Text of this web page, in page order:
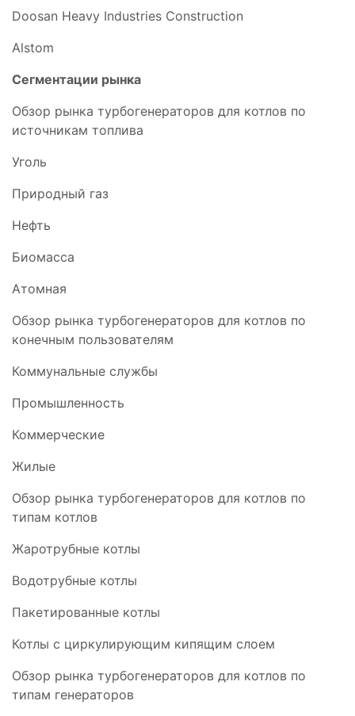
Doosan Heavy Industries Construction
Alstom
Сегментации рынка
Обзор рынка турбогенераторов для котлов по
источникам топлива
Уголь
Природный газ
Нефть
Биомасса
Атомная
Обзор рынка турбогенераторов для котлов по
конечным пользователям
Коммунальные службы
Промышленность
Коммерческие
Жилые
Обзор рынка турбогенераторов для котлов по
типам котлов
Жаротрубные котлы
Водотрубные котлы
Пакетированные котлы
Котлы с циркулирующим кипящим слоем
Обзор рынка турбогенераторов для котлов по
типам генераторов